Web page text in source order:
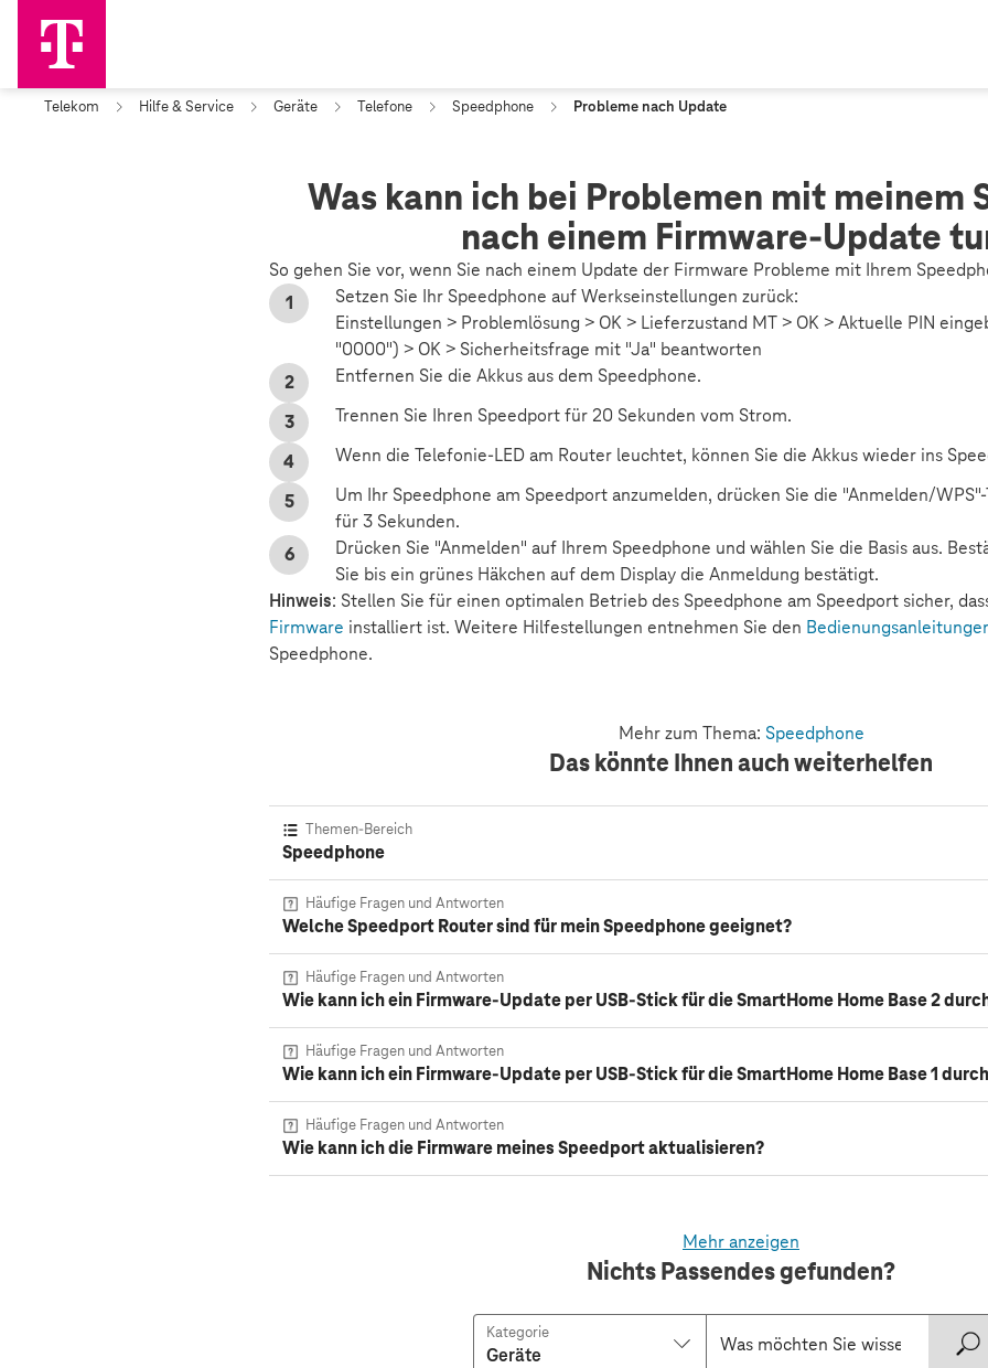
Telekom Hilfe & Service Geräte Telefone Speedphone Probleme nach Update
Was kann ich bei Problemen mit meinem
nach einem Firmware-Update
So gehen Sie vor, wenn Sie nach einem Update der Firmware Probleme mit Ihrem
Setzen Sie Ihr Speedphone auf Werkseinstellungen zurück:
Einstellungen > Problemlösung > OK > Lieferzustand MT > OK > Aktuelle PIN
"0000") > OK > Sicherheitsfrage mit "Ja" beantworten
Entfernen Sie die Akkus aus dem Speedphone.
Trennen Sie Ihren Speedport für 20 Sekunden vom Strom.
Wenn die Telefonie-LED am Router leuchtet, können Sie die Akkus wieder ins
Um Ihr Speedphone am Speedport anzumelden, drücken Sie die "Anmelden/
für 3 Sekunden.
Drücken Sie "Anmelden" auf Ihrem Speedphone und wählen Sie die Basis aus.
Sie bis ein grünes Häkchen auf dem Display die Anmeldung bestätigt.
Hinweis: Stellen Sie für einen optimalen Betrieb des Speedphone am Speedport sicher,
Firmware installiert ist. Weitere Hilfestellungen entnehmen Sie den
Speedphone.
Mehr zum Thema: Speedphone
Das könnte Ihnen auch weiterhelfen
Themen-Bereich
Speedphone
Häufige Fragen und Antworten
Welche Speedport Router sind für mein Speedphone geeignet?
Häufige Fragen und Antworten
Wie kann ich ein Firmware-Update per USB-Stick für die SmartHome Home Base 2
Häufige Fragen und Antworten
Wie kann ich ein Firmware-Update per USB-Stick für die SmartHome Home Base 1
Häufige Fragen und Antworten
Wie kann ich die Firmware meines Speedport aktualisieren?
Mehr anzeigen
Nichts Passendes gefunden?
Geräte
Kategorie